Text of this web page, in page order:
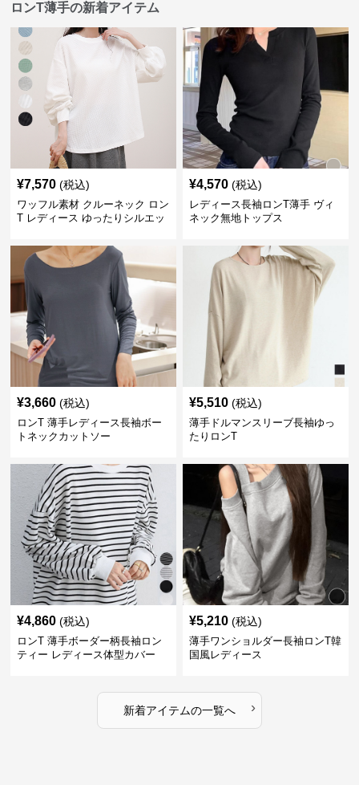
ロンT薄手の新着アイテム
¥7,570 (税込)
ワッフル素材 クルーネック ロン
T レディース ゆったりシルエッ
¥4,570 (税込)
レディース長袖ロンT薄手 ヴィ
ネック無地トップス
¥3,660 (税込)
ロンT 薄手レディース長袖ボー
トネックカットソー
¥5,510 (税込)
薄手ドルマンスリーブ長袖ゆっ
たりロンT
¥4,860 (税込)
ロンT 薄手ボーダー柄長袖ロン
ティー レディース体型カバー
¥5,210 (税込)
薄手ワンショルダー長袖ロンT韓
国風レディース
新着アイテムの一覧へ ›